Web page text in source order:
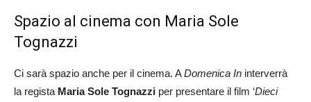
Spazio al cinema con Maria Sole
Tognazzi
Ci sarà spazio anche per il cinema. ADomenica In interverrà
la regista Maria Sole Tognazzi per presentare il film ‘Dieci